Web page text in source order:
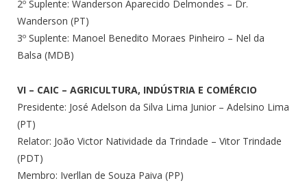
2º Suplente: Wanderson Aparecido Delmondes – Dr.
Wanderson (PT)
3º Suplente: Manoel Benedito Moraes Pinheiro – Nel da
Balsa (MDB)
VI – CAIC – AGRICULTURA, INDÚSTRIA E COMÉRCIO
Presidente: José Adelson da Silva Lima Junior – Adelsino Lima
(PT)
Relator: João Victor Natividade da Trindade – Vitor Trindade
(PDT)
Membro: Iverllan de Souza Paiva (PP)